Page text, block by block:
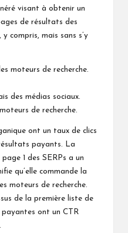
visant à obtenir un
de résultats des
compris, mais sans s’y
moteurs de recherche.
des médias sociaux.
de recherche.
ont un taux de clics
payants. La
1 des SERPs a un
qu’elle commande la
moteurs de recherche.
de la première liste de
payantes ont un CTR